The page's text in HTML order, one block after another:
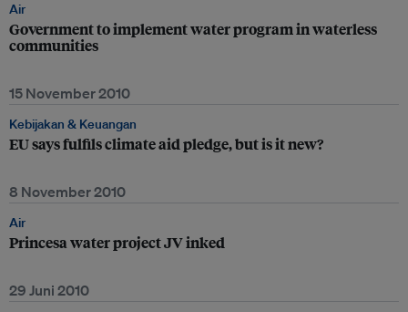
Air
Government to implement water program in waterless
communities
15 November 2010
Kebijakan & Keuangan
EU says fulfils climate aid pledge, but is it new?
8 November 2010
Air
Princesa water project JV inked
29 Juni 2010